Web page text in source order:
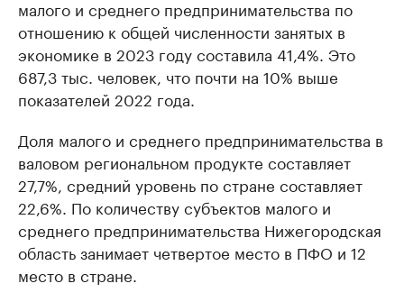
малого и среднего предпринимательства по
отношению к общей численности занятых в
экономике в 2023 году составила 41,4%. Это
687,3 тыс. человек, что почти на 10% выше
показателей 2022 года.
Доля малого и среднего предпринимательства в
валовом региональном продукте составляет
27,7%, средний уровень по стране составляет
22,6%. По количеству субъектов малого и
среднего предпринимательства Нижегородская
область занимает четвертое место в ПФО и 12
место в стране.